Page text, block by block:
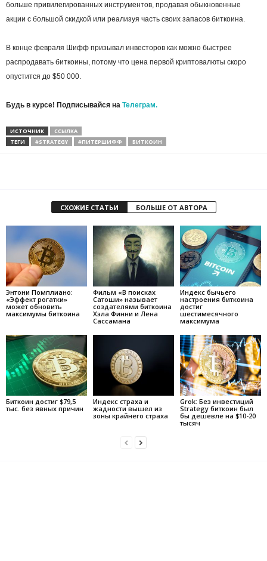
больше привилегированных инструментов, продавая обыкновенные
акции с большой скидкой или реализуя часть своих запасов биткоина.
В конце февраля Шифф призывал инвесторов как можно быстрее
распродавать биткоины, потому что цена первой криптовалюты скоро
опустится до $50 000.
Будь в курсе! Подписывайся на Телеграм.
ИСТОЧНИК
ССЫЛКА
ТЕГИ
#STRATEGY #ПИТЕРШИФФ БИТКОИН
СХОЖИЕ СТАТЬИ БОЛЬШЕ ОТ АВТОРА
Энтони Помплиано:
«Эффект рогатки»
может обновить
максимумы биткоина
Фильм «В поисках
Сатоши» называет
создателями биткоина
Хэла Финни и Лена
Сассамана
Индекс бычьего
настроения биткоина
достиг
шестимесячного
максимума
Биткоин достиг $79,5
тыс. без явных причин
Индекс страха и
жадности вышел из
зоны крайнего страха
Grok: Без инвестиций
Strategy биткоин был
бы дешевле на $10-20
тысяч